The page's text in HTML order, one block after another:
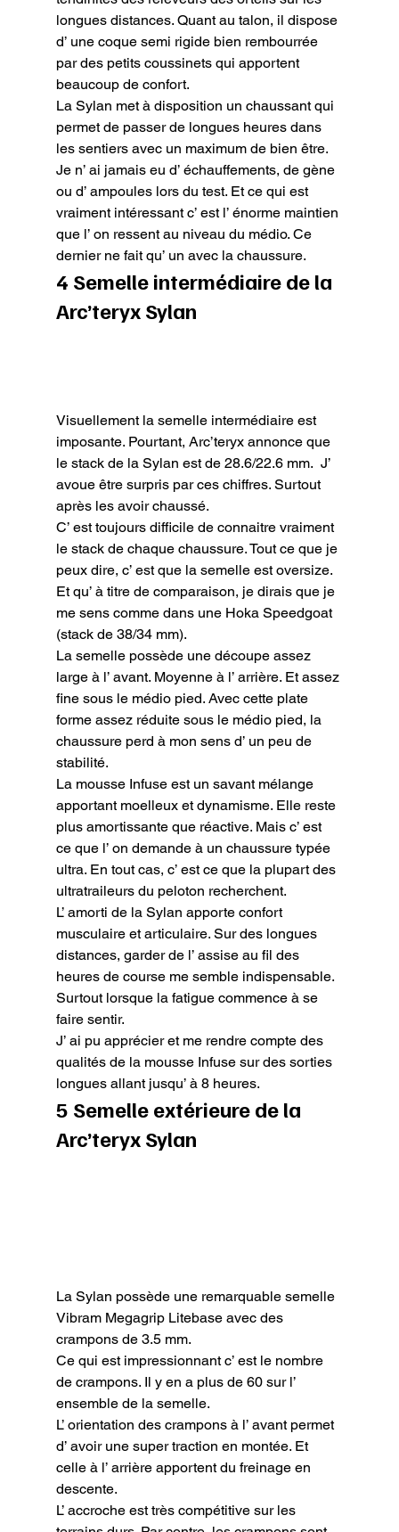
longues distances. Quant au talon, il dispose
d’ une coque semi rigide bien rembourrée
par des petits coussinets qui apportent
beaucoup de confort.
La Sylan met à disposition un chaussant qui
permet de passer de longues heures dans
les sentiers avec un maximum de bien être.
Je n’ ai jamais eu d’ échauffements, de gène
ou d’ ampoules lors du test. Et ce qui est
vraiment intéressant c’ est l’ énorme maintien
que l’ on ressent au niveau du médio. Ce
dernier ne fait qu’ un avec la chaussure.
4 Semelle intermédiaire de la
Arc’teryx Sylan
Visuellement la semelle intermédiaire est
imposante. Pourtant, Arc’teryx annonce que
le stack de la Sylan est de 28.6/22.6 mm.  J’
avoue être surpris par ces chiffres. Surtout
après les avoir chaussé.
C’ est toujours difficile de connaitre vraiment
le stack de chaque chaussure. Tout ce que je
peux dire, c’ est que la semelle est oversize.
Et qu’ à titre de comparaison, je dirais que je
me sens comme dans une Hoka Speedgoat
(stack de 38/34 mm).
La semelle possède une découpe assez
large à l’ avant. Moyenne à l’ arrière. Et assez
fine sous le médio pied. Avec cette plate
forme assez réduite sous le médio pied, la
chaussure perd à mon sens d’ un peu de
stabilité.
La mousse Infuse est un savant mélange
apportant moelleux et dynamisme. Elle reste
plus amortissante que réactive. Mais c’ est
ce que l’ on demande à un chaussure typée
ultra. En tout cas, c’ est ce que la plupart des
ultratraileurs du peloton recherchent.
L’ amorti de la Sylan apporte confort
musculaire et articulaire. Sur des longues
distances, garder de l’ assise au fil des
heures de course me semble indispensable.
Surtout lorsque la fatigue commence à se
faire sentir.
J’ ai pu apprécier et me rendre compte des
qualités de la mousse Infuse sur des sorties
longues allant jusqu’ à 8 heures.
5 Semelle extérieure de la
Arc’teryx Sylan
La Sylan possède une remarquable semelle
Vibram Megagrip Litebase avec des
crampons de 3.5 mm.
Ce qui est impressionnant c’ est le nombre
de crampons. Il y en a plus de 60 sur l’
ensemble de la semelle.
L’ orientation des crampons à l’ avant permet
d’ avoir une super traction en montée. Et
celle à l’ arrière apportent du freinage en
descente.
L’ accroche est très compétitive sur les